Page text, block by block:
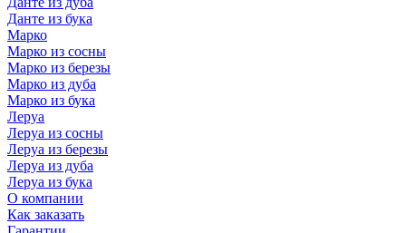
Данте из бука
Марко
Марко из сосны
Марко из березы
Марко из дуба
Марко из бука
Леруа
Леруа из сосны
Леруа из березы
Леруа из дуба
Леруа из бука
О компании
Как заказать